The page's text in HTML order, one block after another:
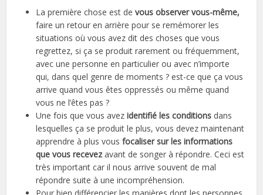
La première chose est devous observer vous-même,
faire un retour en arrière pour se remémorer les
situations où vous avez dit des choses que vous
regrettez, si ça se produit rarement ou fréquemment,
avec une personne en particulier ou avec n’importe
qui, dans quel genre de moments ? est-ce que ça vous
arrive quand vous êtes oppressés ou même quand
vous ne l’êtes pas ?
Une fois que vous avez identifié les conditions dans
lesquelles ça se produit le plus, vous devez maintenant
apprendre à plus vousfocaliser sur les informations
que vous recevez avant de songer à répondre. Ceci est
très important car il nous arrive souvent de mal
répondre suite à une incompréhension.